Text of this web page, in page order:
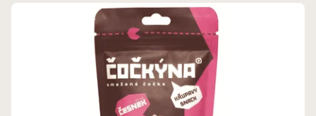
hvězdiček.